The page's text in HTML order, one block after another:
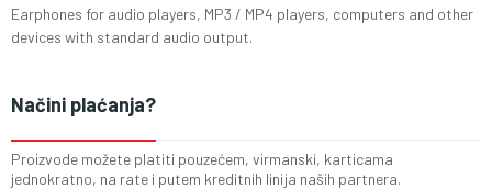
Earphones for audio players, MP3 / MP4 players, computers and other
devices with standard audio output.
Načini plaćanja?
Proizvode možete platiti pouzećem, virmanski, karticama
jednokratno, na rate i putem kreditnih linija naših partnera.